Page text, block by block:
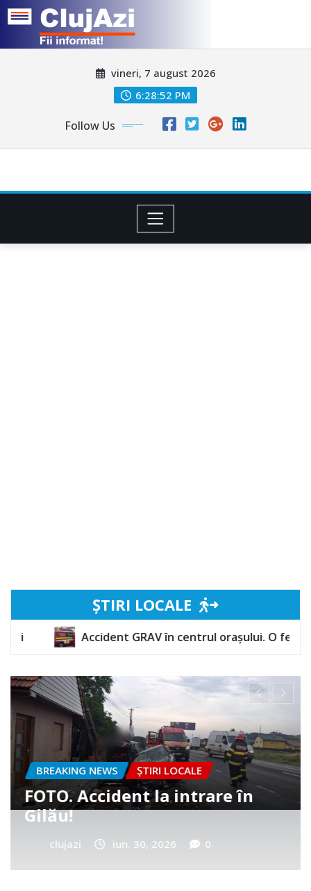
vineri, 7 august 2026
6:28:55 PM
Follow Us
ȘTIRI LOCALE
în centrul orașului. O femeie a rămas încarcerată
BREAKING NEWS ȘTIRI LOCALE
Cum a murit băiețelul din
Vultureni? Era cu tatăl în
cimitir
clujazi iun. 25, 2026 0